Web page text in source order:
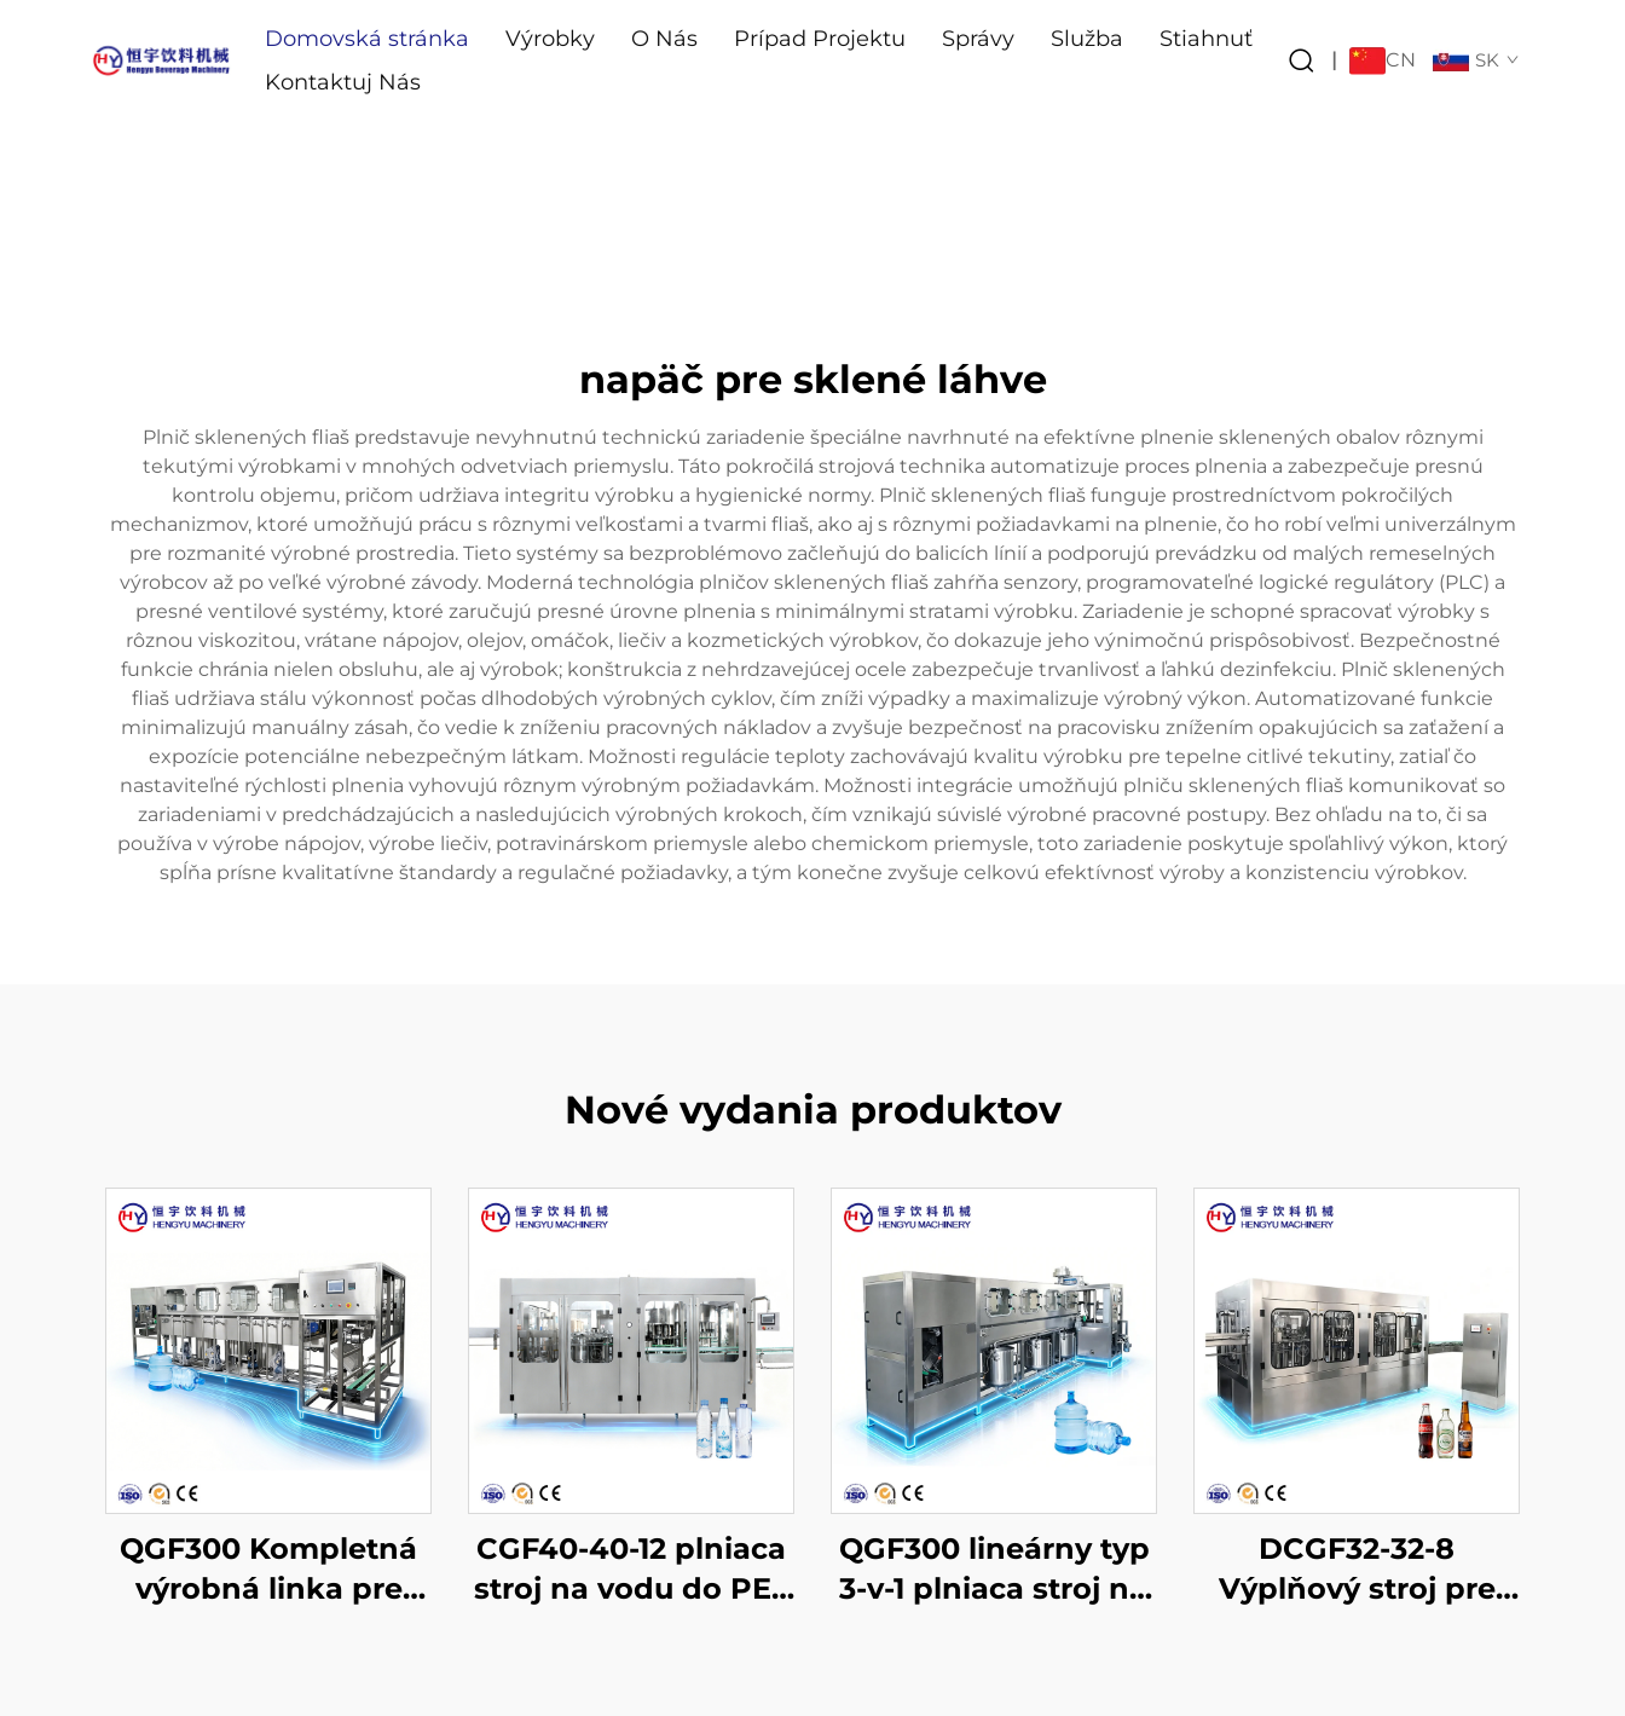
Domovská stránka Výrobky O Nás Prípad Projektu Správy Služba
Stiahnuť
Kontaktuj Nás
| CN SK
napäč pre sklené láhve
Plnič sklenených fliaš predstavuje nevyhnutnú technickú zariadenie špeciálne navrhnuté na efektívne plnenie sklenených obalov rôznymi
tekutými výrobkami v mnohých odvetviach priemyslu. Táto pokročilá strojová technika automatizuje proces plnenia a zabezpečuje presnú
kontrolu objemu, pričom udržiava integritu výrobku a hygienické normy. Plnič sklenených fliaš funguje prostredníctvom pokročilých
mechanizmov, ktoré umožňujú prácu s rôznymi veľkosťami a tvarmi fliaš, ako aj s rôznymi požiadavkami na plnenie, čo ho robí veľmi univerzálnym
pre rozmanité výrobné prostredia. Tieto systémy sa bezproblémovo začleňujú do balicích línií a podporujú prevádzku od malých remeselných
výrobcov až po veľké výrobné závody. Moderná technológia plničov sklenených fliaš zahŕňa senzory, programovateľné logické regulátory (PLC) a
presné ventilové systémy, ktoré zaručujú presné úrovne plnenia s minimálnymi stratami výrobku. Zariadenie je schopné spracovať výrobky s
rôznou viskozitou, vrátane nápojov, olejov, omáčok, liečiv a kozmetických výrobkov, čo dokazuje jeho výnimočnú prispôsobivosť. Bezpečnostné
funkcie chránia nielen obsluhu, ale aj výrobok; konštrukcia z nehrdzavejúcej ocele zabezpečuje trvanlivosť a ľahkú dezinfekciu. Plnič sklenených
fliaš udržiava stálu výkonnosť počas dlhodobých výrobných cyklov, čím zníži výpadky a maximalizuje výrobný výkon. Automatizované funkcie
minimalizujú manuálny zásah, čo vedie k zníženiu pracovných nákladov a zvyšuje bezpečnosť na pracovisku znížením opakujúcich sa zaťažení a
expozície potenciálne nebezpečným látkam. Možnosti regulácie teploty zachovávajú kvalitu výrobku pre tepelne citlivé tekutiny, zatiaľ čo
nastaviteľné rýchlosti plnenia vyhovujú rôznym výrobným požiadavkám. Možnosti integrácie umožňujú plniču sklenených fliaš komunikovať so
zariadeniami v predchádzajúcich a nasledujúcich výrobných krokoch, čím vznikajú súvislé výrobné pracovné postupy. Bez ohľadu na to, či sa
používa v výrobe nápojov, výrobe liečiv, potravinárskom priemysle alebo chemickom priemysle, toto zariadenie poskytuje spoľahlivý výkon, ktorý
spĺňa prísne kvalitatívne štandardy a regulačné požiadavky, a tým konečne zvyšuje celkovú efektívnosť výroby a konzistenciu výrobkov.
Nové vydania produktov
QGF300 Kompletná
výrobná linka pre
CGF40-40-12 plniaca
stroj na vodu do PET
QGF300 lineárny typ
3-v-1 plniaca stroj na
DCGF32-32-8
Výplňový stroj pre